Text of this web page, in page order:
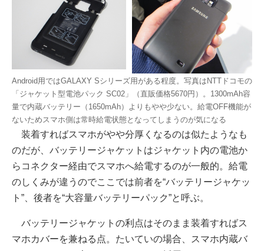
Android用ではGALAXY Sシリーズ用がある程度。写真はNTTドコモの
「ジャケット型電池パック SC02」（直販価格5670円）。1300mAh容
量で内蔵バッテリー（1650mAh）よりもやや少ない。給電OFF機能が
ないためスマホ側は常時給電状態となってしまうのが気になる
装着すればスマホがやや分厚くなるのは似たようなも
のだが、バッテリージャケットはジャケット内の電池か
らコネクター経由でスマホへ給電するのが一般的。給電
のしくみが違うのでここでは前者を“バッテリージャケッ
ト”、後者を“大容量バッテリーパック”と呼ぶ。
バッテリージャケットの利点はそのまま装着すればス
マホカバーを兼ねる点。たいていの場合、スマホ内蔵バ